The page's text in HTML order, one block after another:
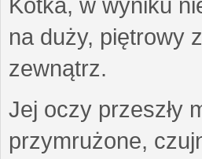
Kotka, w wyniku
na duży, piętrowy
zewnątrz.
Jej oczy przeszły
przymrużone,